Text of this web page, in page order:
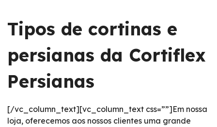
Tipos de cortinas e
persianas da Cortiflex
Persianas
[/vc_column_text][vc_column_text css=””]Em nossa
loja, oferecemos aos nossos clientes uma grande